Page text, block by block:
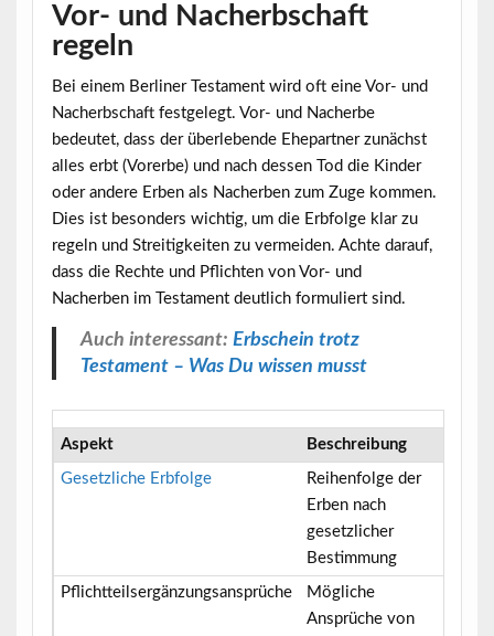
Vor- und Nacherbschaft
regeln
Bei einem Berliner Testament wird oft eine Vor- und
Nacherbschaft festgelegt. Vor- und Nacherbe
bedeutet, dass der überlebende Ehepartner zunächst
alles erbt (Vorerbe) und nach dessen Tod die Kinder
oder andere Erben als Nacherben zum Zuge kommen.
Dies ist besonders wichtig, um die Erbfolge klar zu
regeln und Streitigkeiten zu vermeiden. Achte darauf,
dass die Rechte und Pflichten von Vor- und
Nacherben im Testament deutlich formuliert sind.
Auch interessant:Erbschein trotz
Testament – Was Du wissen musst
Aspekt Beschreibung
Gesetzliche Erbfolge
Reihenfolge der
Erben nach
gesetzlicher
Bestimmung
Pflichtteilsergänzungsansprüche
Mögliche
Ansprüche von